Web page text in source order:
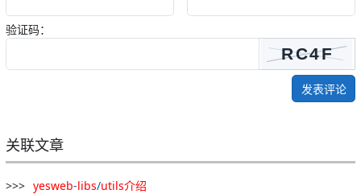
验证码：
发表评论
关联文章
yesweb-libs/utils介绍